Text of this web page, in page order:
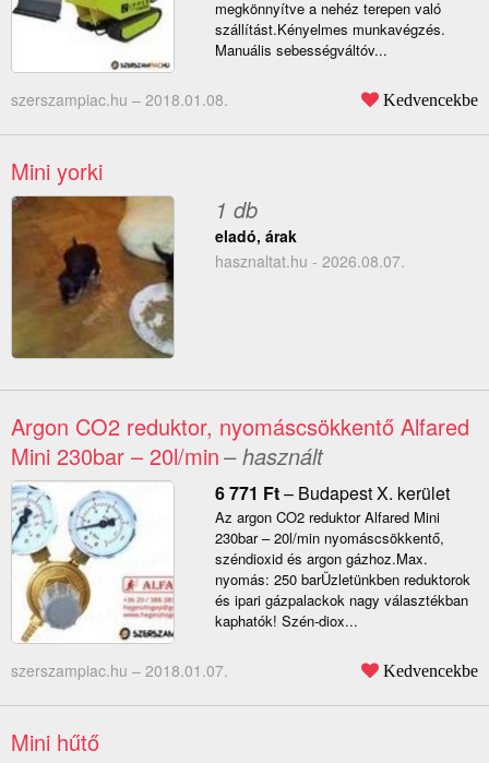
megkönnyítve a nehéz terepen való
szállítást.Kényelmes munkavégzés.
Manuális sebességváltóv...
szerszampiac.hu – 2018.01.08. Kedvencekbe
Mini yorki
1 db
eladó, árak
hasznaltat.hu - 2026.08.07.
Argon CO2 reduktor, nyomáscsökkentő Alfared
Mini 230bar – 20l/min– használt
6 771 Ft– Budapest X. kerület
Az argon CO2 reduktor Alfared Mini
230bar – 20l/min nyomáscsökkentő,
széndioxid és argon gázhoz.Max.
nyomás: 250 barÜzletünkben reduktorok
és ipari gázpalackok nagy választékban
kaphatók! Szén-diox...
szerszampiac.hu – 2018.01.07. Kedvencekbe
Mini hűtő